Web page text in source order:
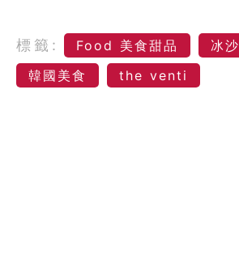
標籤: Food 美食甜品
冰沙
韓國美食
the venti